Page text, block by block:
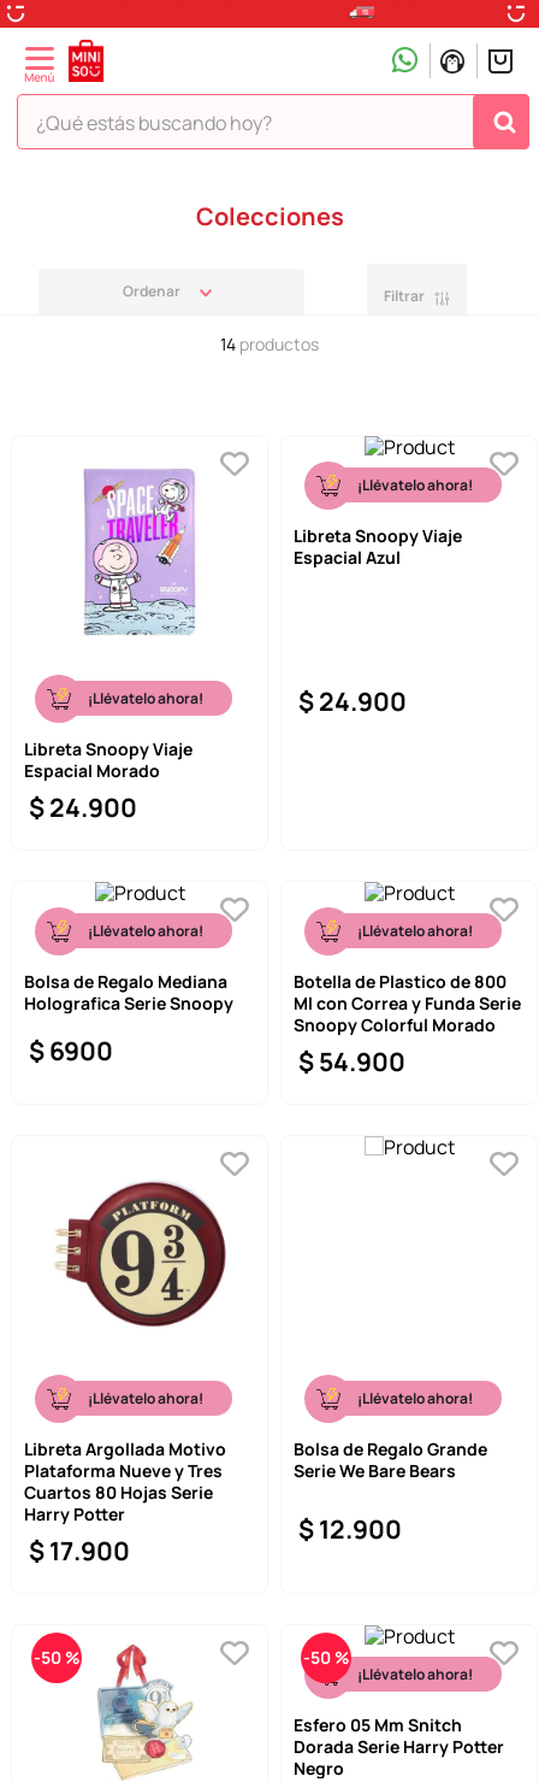
¿Qué estás buscando hoy?
Colecciones
Filtrar
14 productos
¡Llévatelo ahora!
Libreta Snoopy Viaje
Espacial Morado
$24.900
¡Llévatelo ahora!
Libreta Snoopy Viaje
Espacial Azul
$24.900
¡Llévatelo ahora!
Bolsa de Regalo Mediana
Holografica Serie Snoopy
$6900
¡Llévatelo ahora!
Botella de Plastico de 800
Ml con Correa y Funda Serie
Snoopy Colorful Morado
$54.900
¡Llévatelo ahora!
Libreta Argollada Motivo
Plataforma Nueve y Tres
Cuartos 80 Hojas Serie
Harry Potter
$17.900
¡Llévatelo ahora!
Bolsa de Regalo Grande
Serie We Bare Bears
$12.900
-50 % -50 %
¡Llévatelo ahora!
Esfero 05 Mm Snitch
Dorada Serie Harry Potter
Negro
termos
toy story
llaveros
one piece